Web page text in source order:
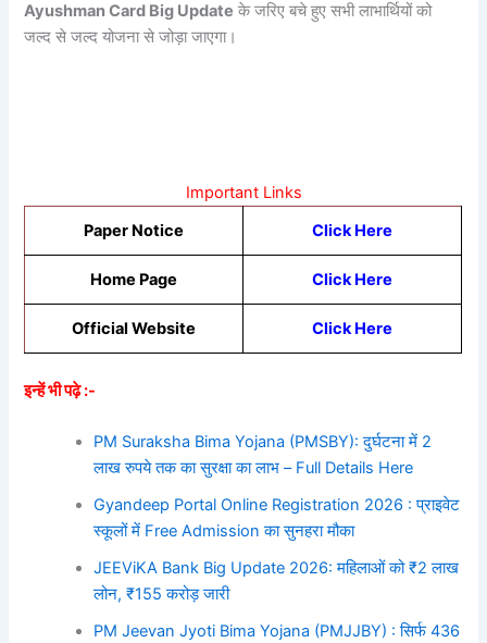
Ayushman Card Big Update के जरिए बचे हुए सभी लाभार्थियों को
जल्द से जल्द योजना से जोड़ा जाएगा।
Important Links
Paper Notice
Click Here
Home Page Click Here
Official Website Click Here
इन्हें भी पढ़े :-
PM Suraksha Bima Yojana (PMSBY): दुर्घटना में 2
लाख रुपये तक का सुरक्षा का लाभ – Full Details Here
Gyandeep Portal Online Registration 2026 : प्राइवेट
स्कूलों में Free Admission का सुनहरा मौका
JEEViKA Bank Big Update 2026: महिलाओं को ₹2 लाख
लोन, ₹155 करोड़ जारी
PM Jeevan Jyoti Bima Yojana (PMJJBY) : सिर्फ 436